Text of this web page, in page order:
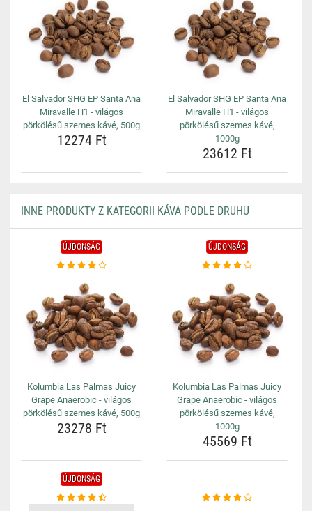
El Salvador SHG EP Santa Ana
Miravalle H1 - világos
pörkölésű szemes kávé, 500g
12274 Ft
El Salvador SHG EP Santa Ana
Miravalle H1 - világos
pörkölésű szemes kávé,
1000g
23612 Ft
INNE PRODUKTY Z KATEGORII KÁVA PODLE DRUHU
ÚJDONSÁG
Kolumbia Las Palmas Juicy
Grape Anaerobic - világos
pörkölésű szemes kávé, 500g
23278 Ft
ÚJDONSÁG
Kolumbia Las Palmas Juicy
Grape Anaerobic - világos
pörkölésű szemes kávé,
1000g
45569 Ft
ÚJDONSÁG